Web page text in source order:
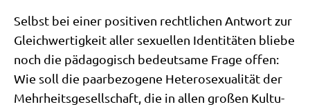
Selbst bei einer posi­ti­ven recht­li­chen Ant­wort zur
Gleich­wer­tig­keit aller sexu­el­len Iden­ti­tä­ten blie­be
noch die päd­ago­gisch bedeut­sa­me Fra­ge offen:
Wie soll die paar­be­zo­ge­ne Hete­ro­se­xua­li­tät der
Mehr­heits­ge­sell­schaft, die in allen gro­ßen Kul­tu­